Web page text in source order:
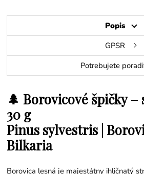
Popis
GPSR
Potrebujete
🌲 Borovicové špičky –
30 g
Pinus sylvestris |
Bilkaria
Borovica lesná je majestátny ihličnatý